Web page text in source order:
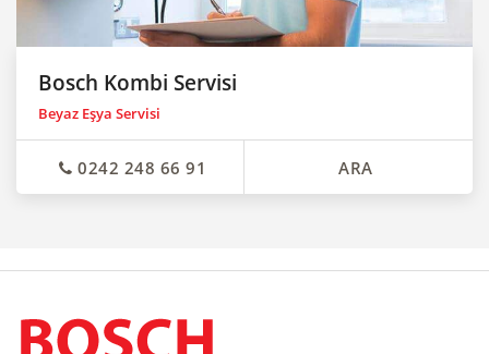
Bosch Kombi Servisi
Beyaz Eşya Servisi
0242 248 66 91 ARA